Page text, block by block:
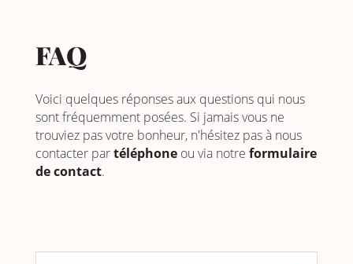
FAQ
Voici quelques réponses aux questions qui nous
sont fréquemment posées. Si jamais vous ne
trouviez pas votre bonheur, n'hésitez pas à nous
contacter partéléphoneou via notre formulaire
de contact.